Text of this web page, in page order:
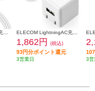
1,862円 (税込)
93円分ポイント還元
3営業日 3営